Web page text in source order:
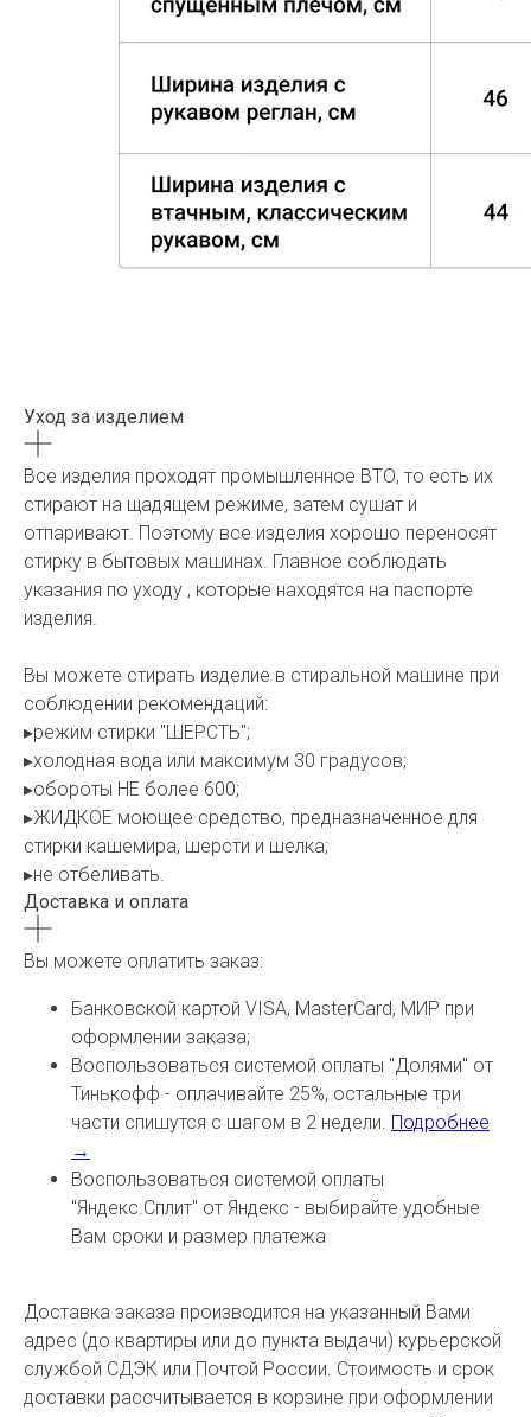
Уход за изделием
Все изделия проходят промышленное ВТО, то есть их
стирают на щадящем режиме, затем сушат и
отпаривают. Поэтому все изделия хорошо переносят
стирку в бытовых машинах. Главное соблюдать
указания по уходу , которые находятся на паспорте
изделия.
Вы можете стирать изделие в стиральной машине при
соблюдении рекомендаций:
▸режим стирки "ШЕРСТЬ";
▸холодная вода или максимум 30 градусов;
▸обороты НЕ более 600;
▸ЖИДКОЕ моющее средство, предназначенное для
стирки кашемира, шерсти и шелка;
▸не отбеливать.
Доставка и оплата
Вы можете оплатить заказ:
Банковской картой VISA, MasterCard, МИР при
оформлении заказа;
Воспользоваться системой оплаты "Долями" от
Тинькофф - оплачивайте 25%, остальные три
части спишутся с шагом в 2 недели. Подробнее
→
Воспользоваться системой оплаты
"Яндекс.Сплит" от Яндекс - выбирайте удобные
Вам сроки и размер платежа
Доставка заказа производится на указанный Вами
адрес (до квартиры или до пункта выдачи) курьерской
службой СДЭК или Почтой России. Стоимость и срок
доставки рассчитывается в корзине при оформлении